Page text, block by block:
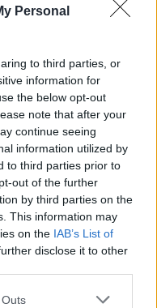
Personal
to third parties, or
information for
the below opt-out
note that after your
continue seeing
information utilized by
to third parties prior to
out of the further
by third parties on the
This information may
on the IAB’s List of
disclose it to other